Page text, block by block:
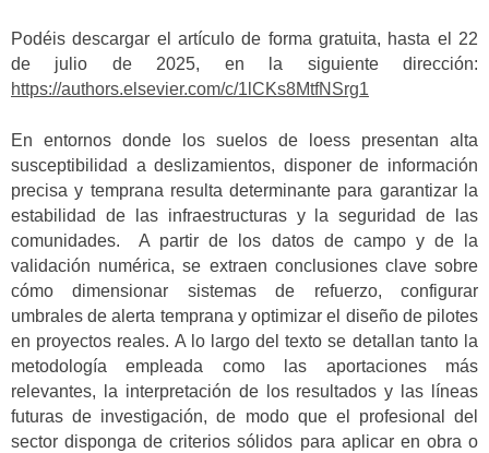
Podéis descargar el artículo de forma gratuita, hasta el 22
de julio de 2025, en la siguiente dirección:
https://authors.elsevier.com/c/1lCKs8MtfNSrg1
En entornos donde los suelos de loess presentan alta
susceptibilidad a deslizamientos, disponer de información
precisa y temprana resulta determinante para garantizar la
estabilidad de las infraestructuras y la seguridad de las
comunidades. A partir de los datos de campo y de la
validación numérica, se extraen conclusiones clave sobre
cómo dimensionar sistemas de refuerzo, configurar
umbrales de alerta temprana y optimizar el diseño de pilotes
en proyectos reales. A lo largo del texto se detallan tanto la
metodología empleada como las aportaciones más
relevantes, la interpretación de los resultados y las líneas
futuras de investigación, de modo que el profesional del
sector disponga de criterios sólidos para aplicar en obra o